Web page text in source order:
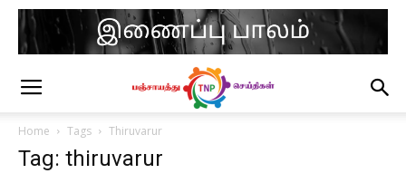
Home Tags Thiruvarur
Tag: thiruvarur